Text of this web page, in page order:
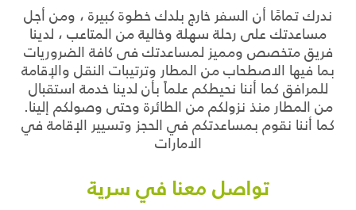
ندرك تمامًا أن السفر خارج بلدك خطوة كبيرة ، ومن أجل
مساعدتك على رحلة سهلة وخالية من المتاعب ، لدينا
فريق متخصص ومميز لمساعدتك فى كافة الضروريات
بما فيها الاصطحاب من المطار وترتيبات النقل والإقامة
للمرافق كما أننا نحيطكم علماً بأن لدينا خدمة استقبال
من المطار منذ نزولكم من الطائرة وحتى وصولكم إلينا.
كما أننا نقوم بمساعدتكم في الحجز وتسيير الإقامة في
الامارات
تواصل معنا في سرية